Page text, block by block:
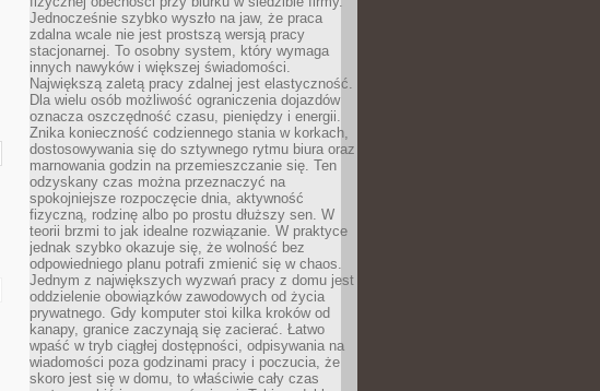
Jednocześnie szybko wyszło na jaw, że praca
zdalna wcale nie jest prostszą wersją pracy
stacjonarnej. To osobny system, który wymaga
innych nawyków i większej świadomości.
Największą zaletą pracy zdalnej jest elastyczność.
Dla wielu osób możliwość ograniczenia dojazdów
oznacza oszczędność czasu, pieniędzy i energii.
Znika konieczność codziennego stania w korkach,
dostosowywania się do sztywnego rytmu biura oraz
marnowania godzin na przemieszczanie się. Ten
odzyskany czas można przeznaczyć na
spokojniejsze rozpoczęcie dnia, aktywność
fizyczną, rodzinę albo po prostu dłuższy sen. W
teorii brzmi to jak idealne rozwiązanie. W praktyce
jednak szybko okazuje się, że wolność bez
odpowiedniego planu potrafi zmienić się w chaos.
Jednym z największych wyzwań pracy z domu jest
oddzielenie obowiązków zawodowych od życia
prywatnego. Gdy komputer stoi kilka kroków od
kanapy, granice zaczynają się zacierać. Łatwo
wpaść w tryb ciągłej dostępności, odpisywania na
wiadomości poza godzinami pracy i poczucia, że
skoro jest się w domu, to właściwie cały czas